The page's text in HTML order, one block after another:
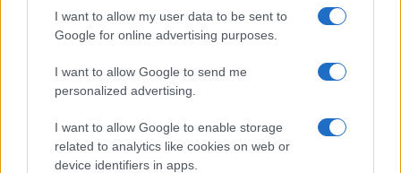
I want to allow my user data to be sent to
Google for online advertising purposes.
I want to allow Google to send me
personalized advertising.
I want to allow Google to enable storage
related to analytics like cookies on web or
device identifiers in apps.
Strategie per coprire posizioni spot e volatilità con perps
Edoardo Vitali · 4 Ago 2026